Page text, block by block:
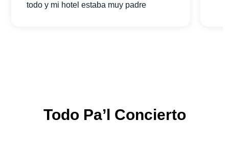
todo y mi hotel estaba muy padre
Todo Pa’l Concierto